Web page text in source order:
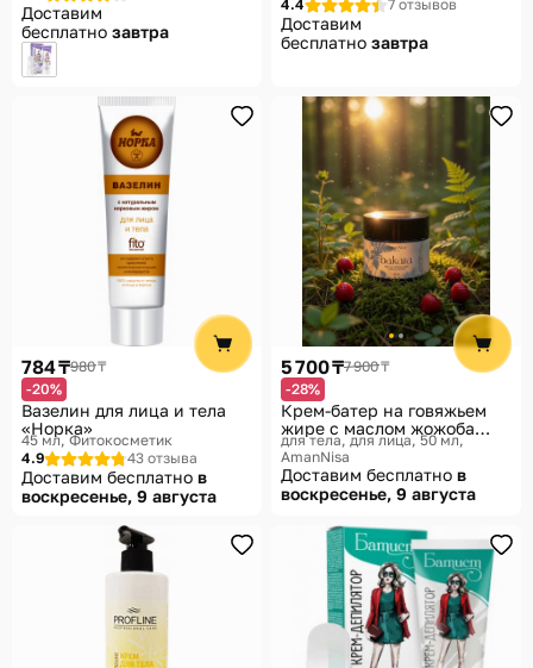
Доставим
бесплатно завтра
4.4 7 отзывов
Доставим
бесплатно завтра
784 ₸980 ₸
-20%
Вазелин для лица и тела
«Норка»
45 мл Фитокосметик
4.9
43 отзыва
Доставим бесплатно в
воскресенье, 9 августа
5 700 ₸7 900 ₸
-28%
Крем-батер на говяжьем
жире с маслом жожоба
«Bakara»
для тела, для лица, 50 мл
AmanNisa
Доставим бесплатно в
воскресенье, 9 августа